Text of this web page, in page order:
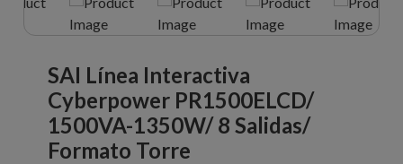
SAI Línea Interactiva
Cyberpower PR1500ELCD/
1500VA-1350W/ 8 Salidas/
Formato Torre